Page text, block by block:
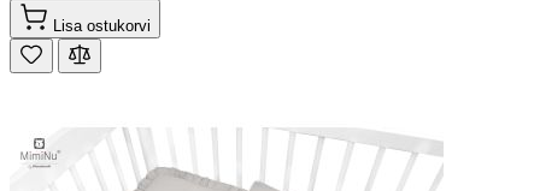
Lisa ostukorvi